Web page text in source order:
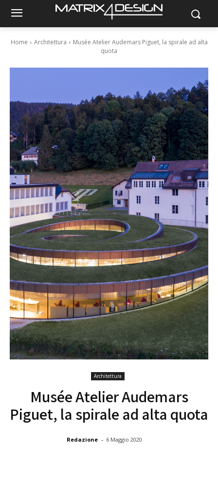
Home Architettura
Musée Atelier Audemars Piguet, la spirale ad alta
quota
Architettura
Musée Atelier Audemars
Piguet, la spirale ad alta quota
Redazione - 6 Maggio 2020